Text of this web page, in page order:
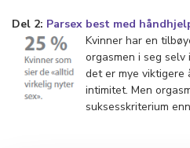
Del 2: Parsex best med
Kvinner har en
orgasmen i seg
det er mye viktigere
intimitet. Men
suksesskriterium